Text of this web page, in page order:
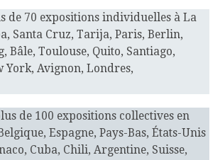
de 70 expositions individuelles à La
Santa Cruz, Tarija, Paris, Berlin,
Bâle, Toulouse, Quito, Santiago,
York, Avignon, Londres,
de 100 expositions collectives en
Espagne, Pays-Bas, États-Unis
Cuba, Chili, Argentine, Suisse,